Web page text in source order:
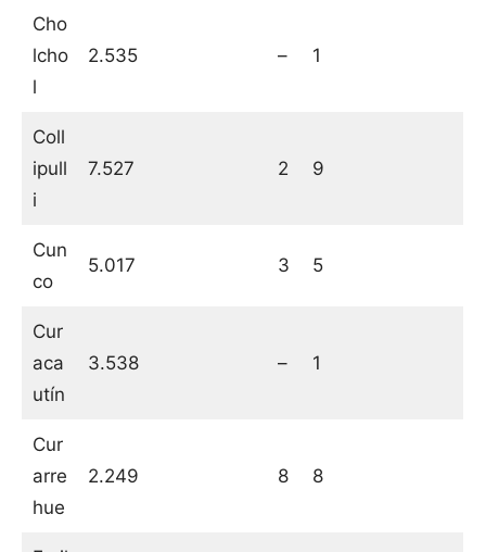
Cho
lcho
l
2.535 – 1
Coll
ipull
i
7.527 2 9
Cun
co
5.017 3 5
Cur
aca
utín
3.538 – 1
Cur
arre
hue
2.249 8 8